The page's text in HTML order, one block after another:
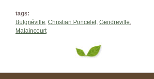
tags:
Bulgnéville Christian Poncelet Gendreville
Malaincourt